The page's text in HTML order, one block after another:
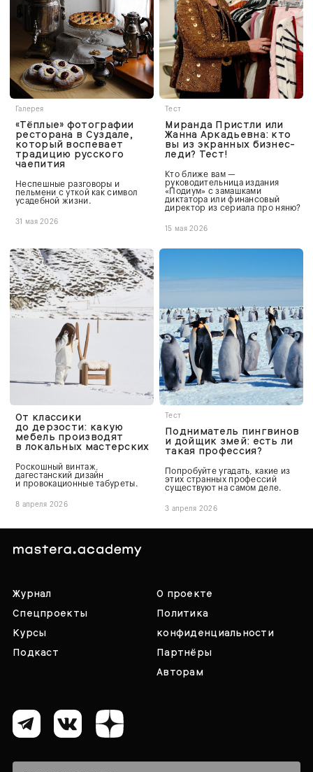
Галерея
«Тёплые» фотографии
ресторана в Суздале,
который воспевает
традицию русского
чаепития
Неспешные разговоры и
пельмени с уткой как символ
усадебной жизни.
31 мая 2026
Тест
Миранда Пристли или
Жанна Аркадьевна: кто
вы из экранных бизнес-
леди? Тест!
Кто ближе вам —
руководительница издания
«Подиум» с замашками
диктатора или финансовый
директор из сериала про няню?
15 мая 2026
От классики
до дерзости: какую
мебель производят
в локальных мастерских
Роскошный винтаж,
дагестанский дизайн
и провокационные табуреты.
8 апреля 2026
Тест
Подниматель пингвинов
и дойщик змей: есть ли
такая профессия?
Попробуйте угадать, какие из
этих странных профессий
существуют на самом деле.
3 апреля 2026
Журнал
Спецпроекты
Курсы
Подкаст
О проекте
Политика
конфиденциальности
Партнёры
Авторам